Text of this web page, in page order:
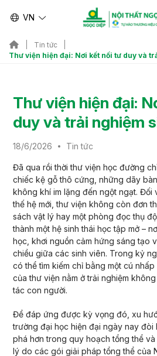
VN
Tin tức
Thư viện hiện đại: Nơi kết nối tư duy và
Thư viện hiện đại:
duy và trải nghiệm
18/6/2026 Tin tức
Đã qua rồi thời thư viện học đường
chiếc kệ gỗ thô cứng, những dãy
không khí im lặng đến ngột ngạt. Đối
thế hệ mới, thư viện không còn đơn
sách vật lý hay một phòng đọc thụ
thành một hệ sinh thái học tập mở –
học, khơi nguồn cảm hứng sáng tạo
chiều giữa các sinh viên. Trong kỷ
có thể tìm kiếm chỉ bằng một cú
của thư viện nằm ở trải nghiệm
tác con người.
Để đáp ứng được kỳ vọng đó, xu
trường đại học hiện đại ngày nay đòi
phá hơn trong quy hoạch tổng thể
lý do các gói giải pháp tổng thể của